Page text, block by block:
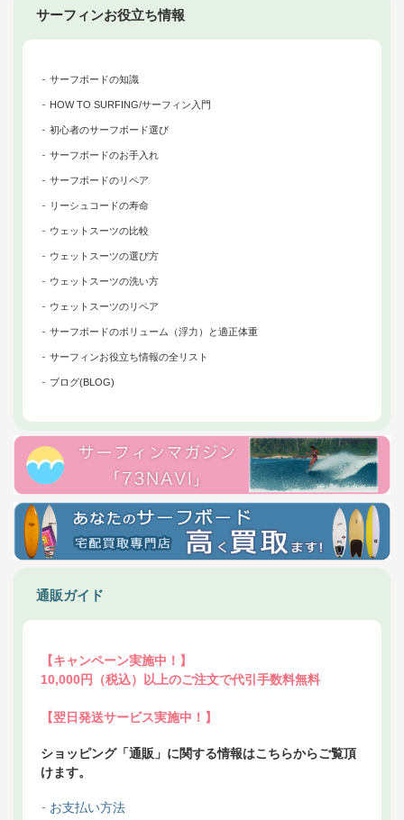
サーフィンお役立ち情報
サーフボードの知識
HOW TO SURFING/サーフィン入門
初心者のサーフボード選び
サーフボードのお手入れ
サーフボードのリペア
リーシュコードの寿命
ウェットスーツの比較
ウェットスーツの選び方
ウェットスーツの洗い方
ウェットスーツのリペア
サーフボードのボリューム（浮力）と適正体重
サーフィンお役立ち情報の全リスト
ブログ(BLOG)
通販ガイド
【キャンペーン実施中！】
10,000円（税込）以上のご注文で代引手数料無料
【翌日発送サービス実施中！】
ショッピング「通販」に関する情報はこちらからご覧頂
けます。
お支払い方法